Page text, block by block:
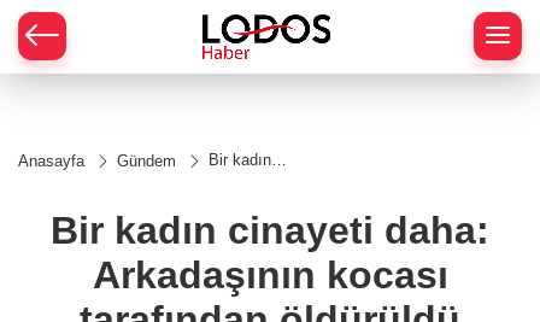
Anasayfa Gündem
Bir kadın
Arkadaşının
kocası
öldürüldü
Bir kadın cinayeti daha:
Arkadaşının kocası